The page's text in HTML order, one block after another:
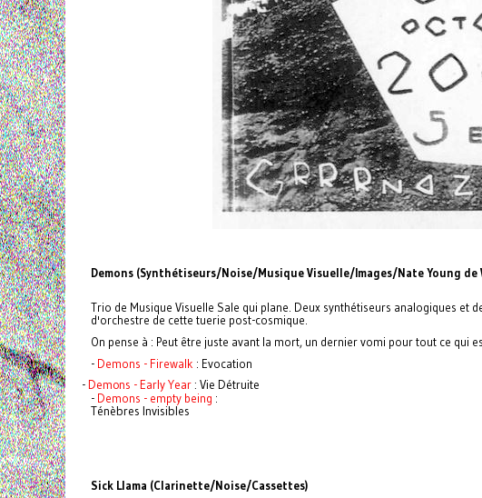
Demons (Synthétiseurs/Noise/Musique Visuelle/Images/Nate Young de
Trio de Musique Visuelle Sale qui plane. Deux synthétiseurs analogiques et
d'orchestre de cette tuerie post-cosmique.
On pense à : Peut être juste avant la mort, un dernier vomi pour tout ce qui
- Demons - Firewalk : Evocation
-Demons - Early Year : Vie Détruite
- Demons - empty being :
Ténèbres Invisibles
Sick Llama (Clarinette/Noise/Cassettes)